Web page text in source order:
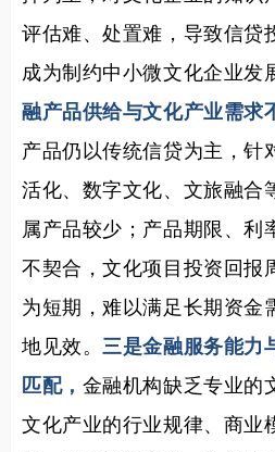
评估难、处置难，导致信贷
成为制约中小微文化企业发
融产品供给与文化产业需求
产品仍以传统信贷为主，针
活化、数字文化、文旅融合
属产品较少；产品期限、利
不契合，文化项目投资回报
为短期，难以满足长期资金
地见效。三是金融服务能力
匹配， 金融机构缺乏专业的
文化产业的行业规律、商业